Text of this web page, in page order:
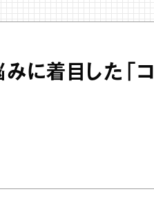
に着目した「コ